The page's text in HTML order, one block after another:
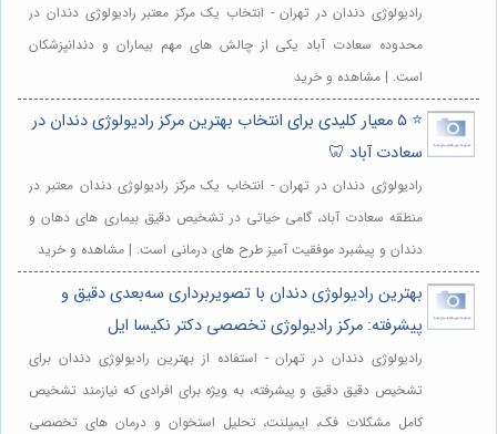
رادیولوژی دندان در تهران - انتخاب یک مرکز معتبر رادیولوژی دندان در
محدوده سعادت آباد یکی از چالش های مهم بیماران و دندانپزشکان
است. | مشاهده و خرید
⭐️ ۵ معیار کلیدی برای انتخاب بهترین مرکز رادیولوژی دندان در
سعادت آباد 🦷
رادیولوژی دندان در تهران - انتخاب یک مرکز رادیولوژی دندان معتبر در
منطقه سعادت آباد، گامی حیاتی در تشخیص دقیق بیماری های دهان و
دندان و پیشبرد موفقیت آمیز طرح های درمانی است. | مشاهده و خرید
بهترین رادیولوژی دندان با تصویربرداری سه‌بعدی دقیق و
پیشرفته: مرکز رادیولوژی تخصصی دکتر نکیسا ایل
رادیولوژی دندان در تهران - استفاده از بهترین رادیولوژی دندان برای
تشخیص دقیق دقیق و پیشرفته، به ویژه برای افرادی که نیازمند تشخیص
کامل مشکلات فک، ایمپلنت، تحلیل استخوان و درمان های تخصصی